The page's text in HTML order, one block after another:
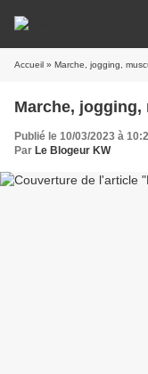
Accueil » Marche, jogging,
Marche,
Publié le 10/03/2023 à
Par Le Blogeur KW